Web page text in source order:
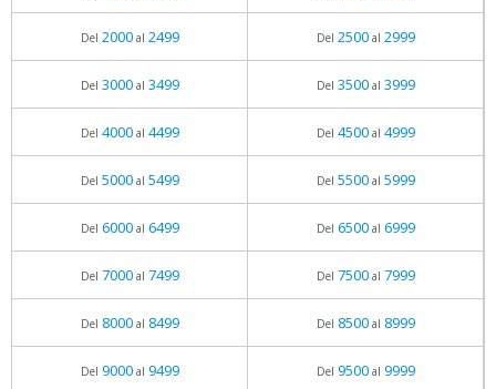
Del 2000al 2499 Del 2500al 2999
Del 3000al 3499 Del 3500al 3999
Del 4000al 4499 Del 4500al 4999
Del 5000al 5499 Del 5500al 5999
Del 6000al 6499 Del 6500al 6999
Del 7000al 7499 Del 7500al 7999
Del 8000al 8499 Del 8500al 8999
Del 9000al 9499 Del 9500al 9999